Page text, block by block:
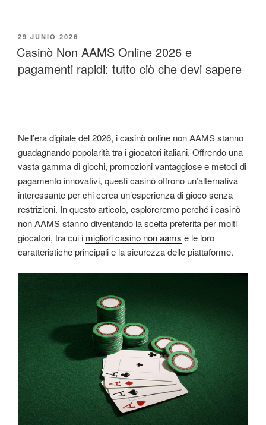
PUBLICADO
EL
29 JUNIO 2026
Casinò Non AAMS Online 2026 e
pagamenti rapidi: tutto ciò che devi sapere
Nell’era digitale del 2026, i casinò online non AAMS stanno
guadagnando popolarità tra i giocatori italiani. Offrendo una
vasta gamma di giochi, promozioni vantaggiose e metodi di
pagamento innovativi, questi casinò offrono un’alternativa
interessante per chi cerca un’esperienza di gioco senza
restrizioni. In questo articolo, esploreremo perché i casinò
non AAMS stanno diventando la scelta preferita per molti
giocatori, tra cui i migliori casino non aams e le loro
caratteristiche principali e la sicurezza delle piattaforme.